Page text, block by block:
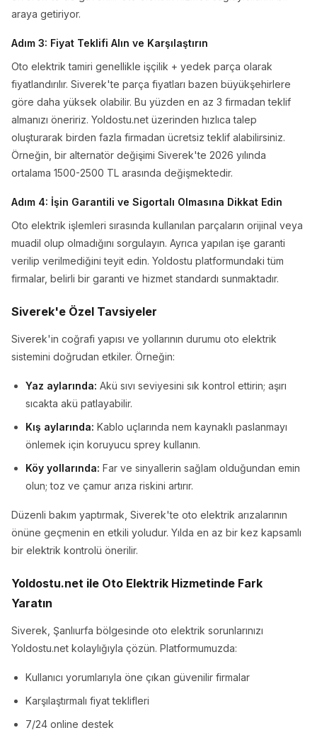
araya getiriyor.
Adım 3: Fiyat Teklifi Alın ve Karşılaştırın
Oto elektrik tamiri genellikle işçilik + yedek parça olarak
fiyatlandırılır. Siverek'te parça fiyatları bazen büyükşehirlere
göre daha yüksek olabilir. Bu yüzden en az 3 firmadan teklif
almanızı öneririz. Yoldostu.net üzerinden hızlıca talep
oluşturarak birden fazla firmadan ücretsiz teklif alabilirsiniz.
Örneğin, bir alternatör değişimi Siverek'te 2026 yılında
ortalama 1500-2500 TL arasında değişmektedir.
Adım 4: İşin Garantili ve Sigortalı Olmasına Dikkat Edin
Oto elektrik işlemleri sırasında kullanılan parçaların orijinal veya
muadil olup olmadığını sorgulayın. Ayrıca yapılan işe garanti
verilip verilmediğini teyit edin. Yoldostu platformundaki tüm
firmalar, belirli bir garanti ve hizmet standardı sunmaktadır.
Siverek'e Özel Tavsiyeler
Siverek'in coğrafi yapısı ve yollarının durumu oto elektrik
sistemini doğrudan etkiler. Örneğin:
Yaz aylarında: Akü sıvı seviyesini sık kontrol ettirin; aşırı
sıcakta akü patlayabilir.
Kış aylarında: Kablo uçlarında nem kaynaklı paslanmayı
önlemek için koruyucu sprey kullanın.
Köy yollarında: Far ve sinyallerin sağlam olduğundan emin
olun; toz ve çamur arıza riskini artırır.
Düzenli bakım yaptırmak, Siverek'te oto elektrik arızalarının
önüne geçmenin en etkili yoludur. Yılda en az bir kez kapsamlı
bir elektrik kontrolü önerilir.
Yoldostu.net ile Oto Elektrik Hizmetinde Fark
Yaratın
Siverek, Şanlıurfa bölgesinde oto elektrik sorunlarınızı
Yoldostu.net kolaylığıyla çözün. Platformumuzda:
Kullanıcı yorumlarıyla öne çıkan güvenilir firmalar
Karşılaştırmalı fiyat teklifleri
7/24 online destek